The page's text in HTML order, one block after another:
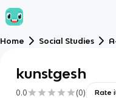
Home Social Studies
kunstgesh
0.0 (0) Rate